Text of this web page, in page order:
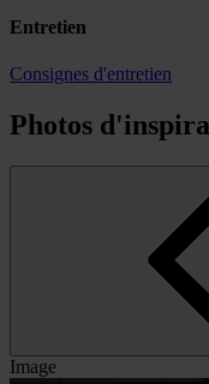
Entretien
Consignes d'entretien
Photos
Image